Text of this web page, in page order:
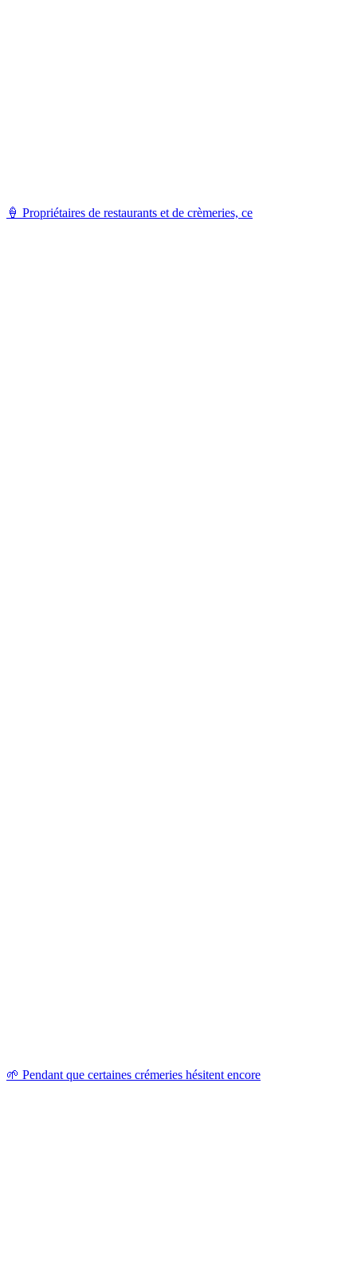
🍦 Propriétaires de restaurants et de crèmeries, ce
🌱 Pendant que certaines crémeries hésitent encore